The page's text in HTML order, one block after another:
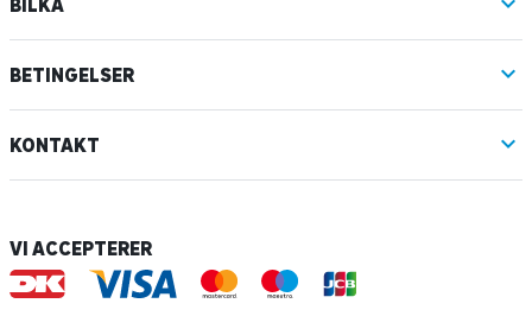
BILKA
BETINGELSER
KONTAKT
VI ACCEPTERER